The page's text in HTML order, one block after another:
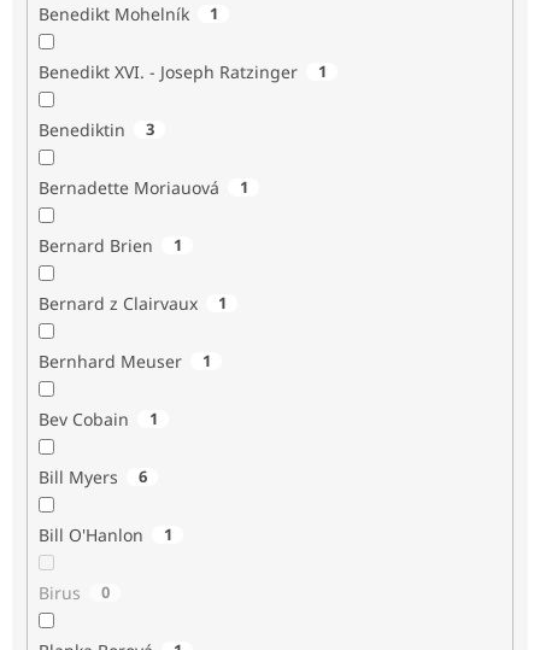
Benedikt Mohelník 1
Benedikt XVI. - Joseph Ratzinger 1
Benediktin 3
Bernadette Moriauová 1
Bernard Brien 1
Bernard z Clairvaux 1
Bernhard Meuser 1
Bev Cobain 1
Bill Myers 6
Bill O'Hanlon 1
Birus 0